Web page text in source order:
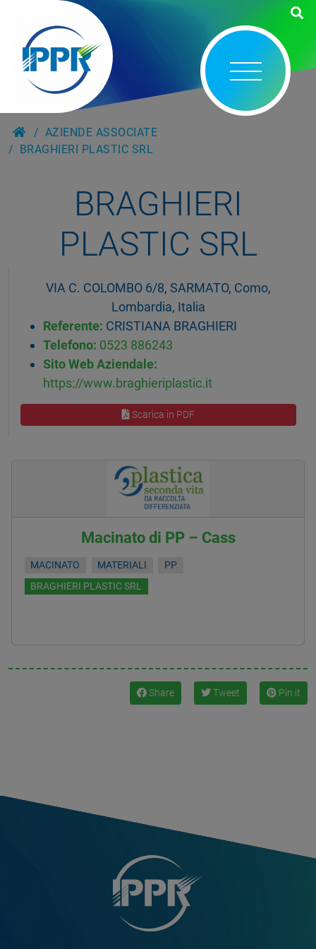
AZIENDE ASSOCIATE
BRAGHIERI PLASTIC SRL
BRAGHIERI
PLASTIC SRL
VIA C. COLOMBO 6/8, SARMATO, Como,
Lombardia, Italia
Referente: CRISTIANA BRAGHIERI
Telefono: 0523 886243
Sito Web Aziendale:
https://www.braghieriplastic.it
Scarica in PDF
Macinato di PP – Cass
MACINATO MATERIALI
PP
BRAGHIERI PLASTIC SRL
Share Tweet Pin it